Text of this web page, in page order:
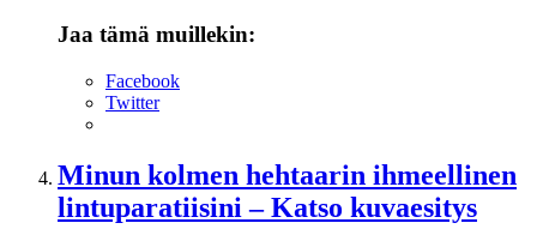
Jaa tämä muillekin:
Facebook
Twitter
Minun kolmen hehtaarin ihmeellinen
lintuparatiisini – Katso kuvaesitys